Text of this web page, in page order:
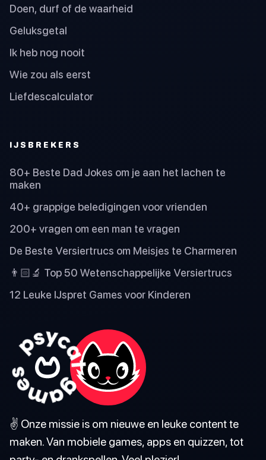
Doen, durf of de waarheid
Geluksgetal
Ik heb nog nooit
Wie zou als eerst
Liefdescalculator
IJSBREKERS
80+ Beste Dad Jokes om je aan het lachen te
maken
40+ grappige beledigingen voor vrienden
200+ vragen om een man te vragen
De Beste Versiertrucs om Meisjes te Charmeren
👨🏻‍🔬 Top 50 Wetenschappelijke Versiertrucs
12 Leuke IJspret Games voor Kinderen
✌️ Onze missie is om nieuwe en leuke content te
maken. Van mobiele games, apps en quizzen, tot